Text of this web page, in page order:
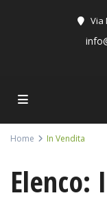
Via
Home In Vendita
Elenco: